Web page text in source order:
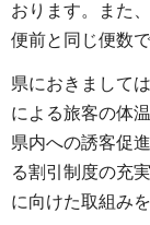
おります。また
便前と同じ便数
県におきまして
による旅客の体
県内への誘客促
る割引制度の充
に向けた取組み